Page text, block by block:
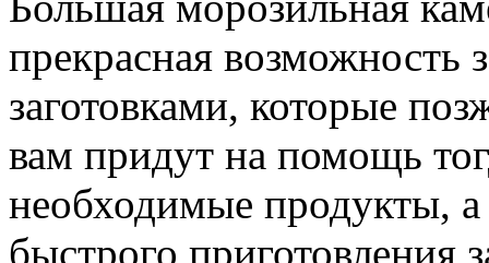
прекрасная возможность
заготовками, которые
вам придут на помощь
необходимые продукты,
быстрого приготовления